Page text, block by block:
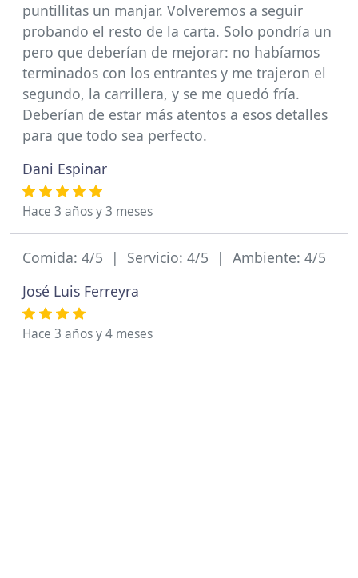
puntillitas un manjar. Volveremos a seguir
probando el resto de la carta. Solo pondría un
pero que deberían de mejorar: no habíamos
terminados con los entrantes y me trajeron el
segundo, la carrillera, y se me quedó fría.
Deberían de estar más atentos a esos detalles
para que todo sea perfecto.
Dani Espinar
Hace 3 años y 3 meses
Comida: 4/5 | Servicio: 4/5 | Ambiente: 4/5
José Luis Ferreyra
Hace 3 años y 4 meses